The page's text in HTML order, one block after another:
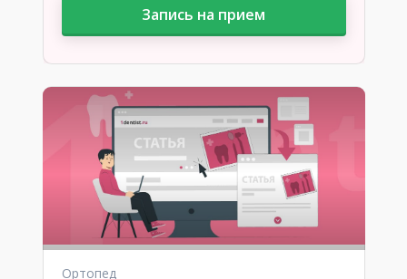
Запись на прием
Ортопед